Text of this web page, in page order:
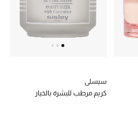
سيسلي
كريم مرطب للبشرة بالخيار